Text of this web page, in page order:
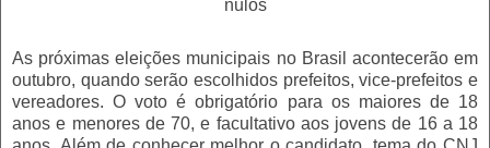
As próximas eleições municipais no Brasil acontecerão em
outubro, quando serão escolhidos prefeitos, vice-prefeitos e
vereadores. O voto é obrigatório para os maiores de 18
anos e menores de 70, e facultativo aos jovens de 16 a 18